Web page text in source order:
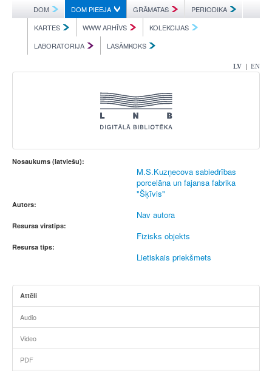
DOM DOM PIEEJA GRĀMATAS
PERIODIKA
KARTES
WWW ARHĪVS
KOLEKCIJAS
LABORATORIJA
LASĀMKOKS
LV | EN
Nosaukums (latviešu):
M.S.Kuzņecova sabiedrības
porcelāna un fajansa fabrika
"Šķīvis"
Autors:
Nav autora
Resursa virstips:
Fizisks objekts
Resursa tips:
Lietiskais priekšmets
Attēli
Audio
Video
PDF